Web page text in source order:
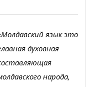
язык это
духовная
народа,